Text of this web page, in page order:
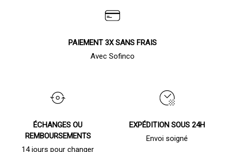
PAIEMENT 3X SANS FRAIS
Avec Sofinco
ÉCHANGES OU
REMBOURSEMENTS
14 jours pour changer
EXPÉDITION SOUS 24H
Envoi soigné